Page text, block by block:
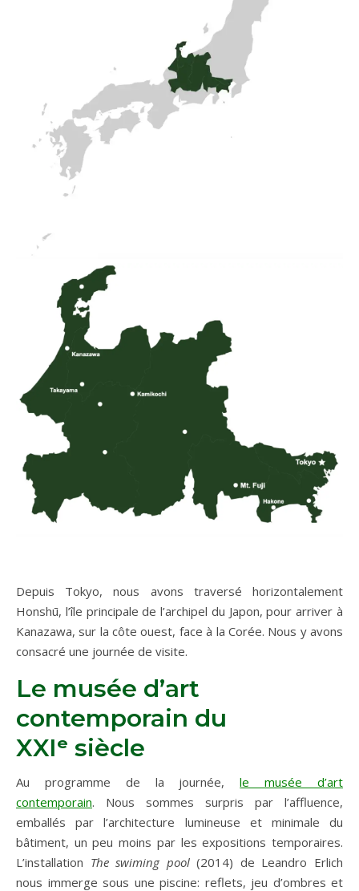
Depuis Tokyo, nous avons traversé horizontalement
Honshū, l’île principale de l’archipel du Japon, pour arriver à
Kanazawa, sur la côte ouest, face à la Corée. Nous y avons
consacré une journée de visite.
Le musée d’art
contemporain du
XXIᵉ siècle
Au programme de la journée,le musée d’art
contemporain. Nous sommes surpris par l’affluence,
emballés par l’architecture lumineuse et minimale du
bâtiment, un peu moins par les expositions temporaires.
L’installation The swiming pool(2014) de Leandro Erlich
nous immerge sous une piscine: reflets, jeu d’ombres et